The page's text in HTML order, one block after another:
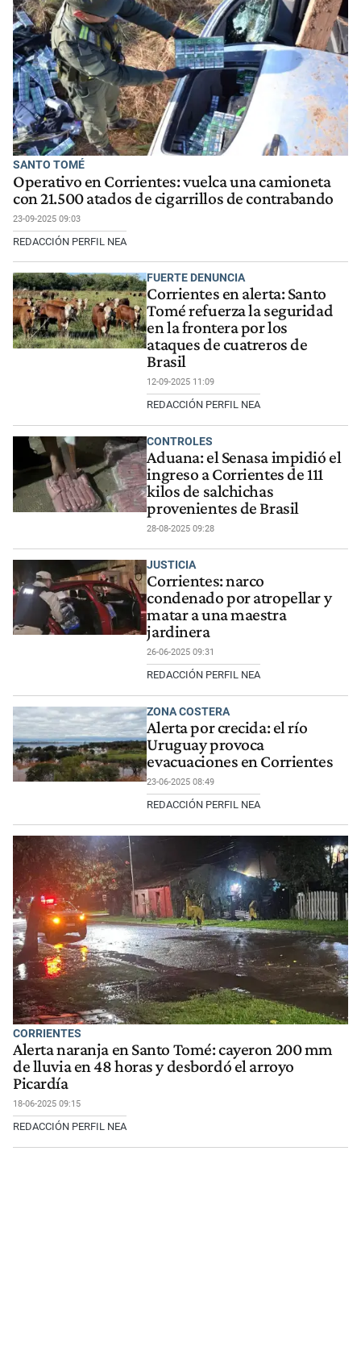
SANTO TOMÉ
Operativo en Corrientes: vuelca una camioneta
con 21.500 atados de cigarrillos de contrabando
23-09-2025 09:03
REDACCIÓN PERFIL NEA
FUERTE DENUNCIA
Corrientes en alerta: Santo
Tomé refuerza la seguridad
en la frontera por los
ataques de cuatreros de
Brasil
12-09-2025 11:09
REDACCIÓN PERFIL NEA
CONTROLES
Aduana: el Senasa impidió el
ingreso a Corrientes de 111
kilos de salchichas
provenientes de Brasil
28-08-2025 09:28
JUSTICIA
Corrientes: narco
condenado por atropellar y
matar a una maestra
jardinera
26-06-2025 09:31
REDACCIÓN PERFIL NEA
ZONA COSTERA
Alerta por crecida: el río
Uruguay provoca
evacuaciones en Corrientes
23-06-2025 08:49
REDACCIÓN PERFIL NEA
CORRIENTES
Alerta naranja en Santo Tomé: cayeron 200 mm
de lluvia en 48 horas y desbordó el arroyo
Picardía
18-06-2025 09:15
REDACCIÓN PERFIL NEA